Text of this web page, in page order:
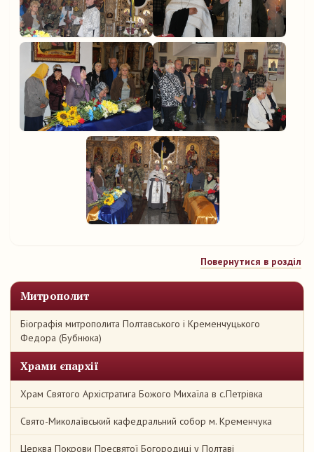
Митрополит
Біографія митрополита Полтавського і Кременчуцького
Федора (Бубнюка)
Храми єпархії
Храм Святого Архістратига Божого Михаїла в с.Петрівка
Свято-Миколаївський кафедральний собор м. Кременчука
Церква Покрови Пресвятої Богородиці у Полтаві
Повернутися в розділ